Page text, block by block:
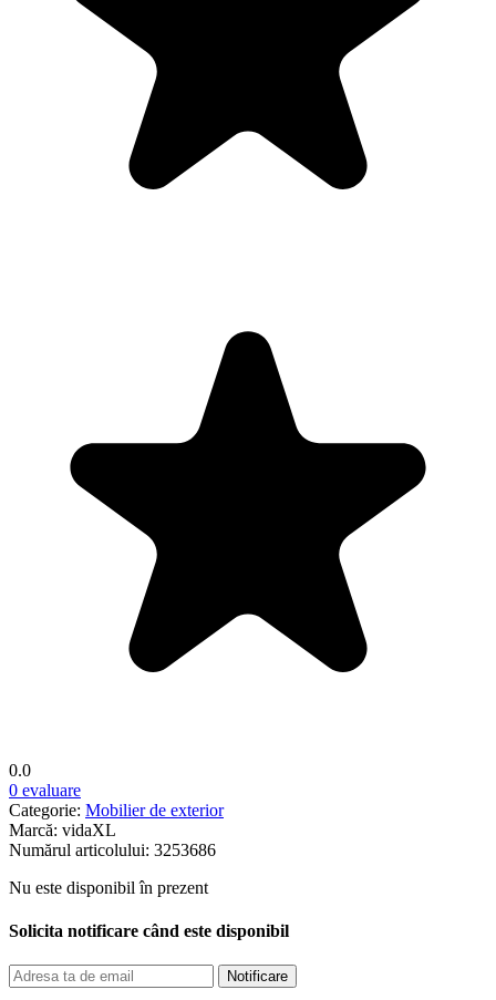
0.0
0 evaluare
Categorie: Mobilier de exterior
Marcă: vidaXL
Numărul articolului: 3253686
Nu este disponibil în prezent
Solicita notificare când este disponibil
Notificare